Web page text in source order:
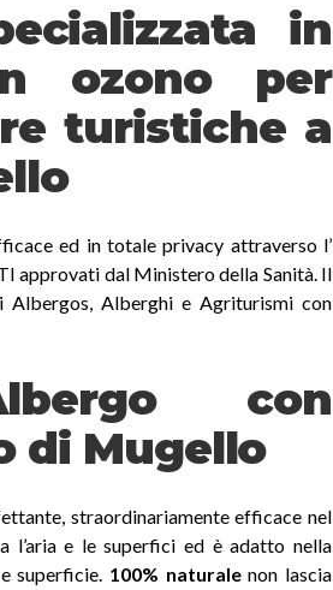
in
ozono per
turistiche a
ed in totale privacy attraverso l’
approvati dal Ministero della Sanità. Il
Albergos, Alberghi e Agriturismi con
con
di Mugello
straordinariamente efficace nel
l’aria e le superfici ed è adatto nella
superficie. 100% naturalenon lascia